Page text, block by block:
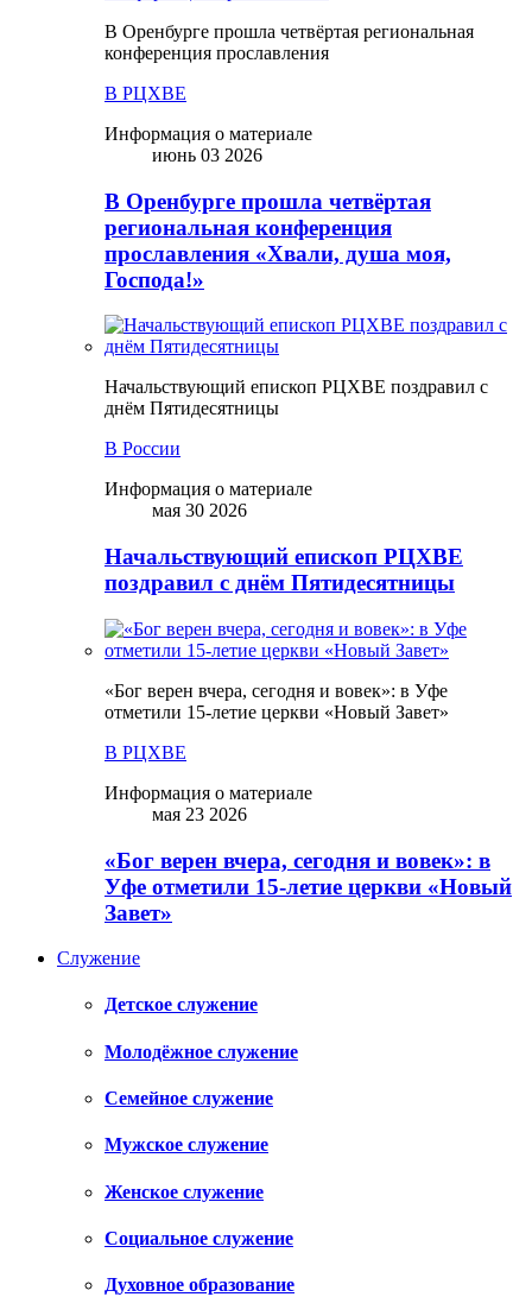
В Оренбурге прошла четвёртая региональная
конференция прославления
В РЦХВЕ
Информация о материале
июнь 03 2026
В Оренбурге прошла четвёртая
региональная конференция
прославления «Хвали, душа моя,
Господа!»
Начальствующий епископ РЦХВЕ поздравил с
днём Пятидесятницы
В России
Информация о материале
мая 30 2026
Начальствующий епископ РЦХВЕ
поздравил с днём Пятидесятницы
«Бог верен вчера, сегодня и вовек»: в Уфе
отметили 15-летие церкви «Новый Завет»
В РЦХВЕ
Информация о материале
мая 23 2026
«Бог верен вчера, сегодня и вовек»: в
Уфе отметили 15-летие церкви «Новый
Завет»
Служение
Детское служение
Молодёжное служение
Семейное служение
Мужское служение
Женское служение
Социальное служение
Духовное образование